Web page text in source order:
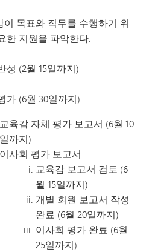
이 목표와 직무를 수행하기 위
한 지원을 파악한다.
성 (2월 15일까지)
가 (6월 30일까지)
교육감 자체 평가 보고서 (6월 10
일까지)
이사회 평가 보고서
교육감 보고서 검토 (6
월 15일까지)
개별 회원 보고서 작성
완료 (6월 20일까지)
이사회 평가 완료 (6월
25일까지)